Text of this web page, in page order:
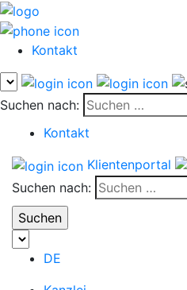
Kontakt
Suchen nach:
Kontakt
Klientenportal
Suchen nach:
DE